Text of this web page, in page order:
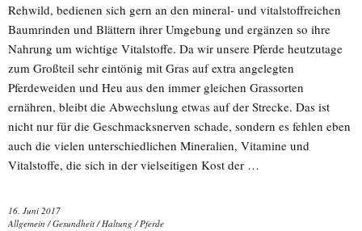
Rehwild, bedienen sich gern an den mineral- und vitalstoffreichen
Baumrinden und Blättern ihrer Umgebung und ergänzen so ihre
Nahrung um wichtige Vitalstoffe. Da wir unsere Pferde heutzutage
zum Großteil sehr eintönig mit Gras auf extra angelegten
Pferdeweiden und Heu aus den immer gleichen Grassorten
ernähren, bleibt die Abwechslung etwas auf der Strecke. Das ist
nicht nur für die Geschmacksnerven schade, sondern es fehlen eben
auch die vielen unterschiedlichen Mineralien, Vitamine und
Vitalstoffe, die sich in der vielseitigen Kost der …
16. Juni 2017
Allgemein /Gesundheit/Haltung /Pferde